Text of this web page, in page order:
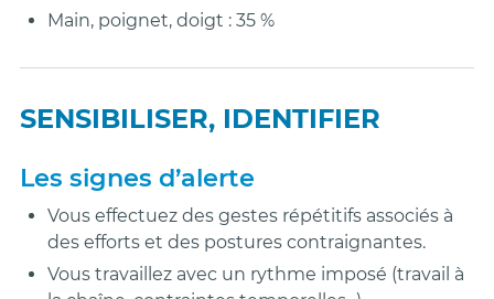
Main, poignet, doigt : 35 %
SENSIBILISER, IDENTIFIER
Les signes d’alerte
Vous effectuez des gestes répétitifs associés à
des efforts et des postures contraignantes.
Vous travaillez avec un rythme imposé (travail à